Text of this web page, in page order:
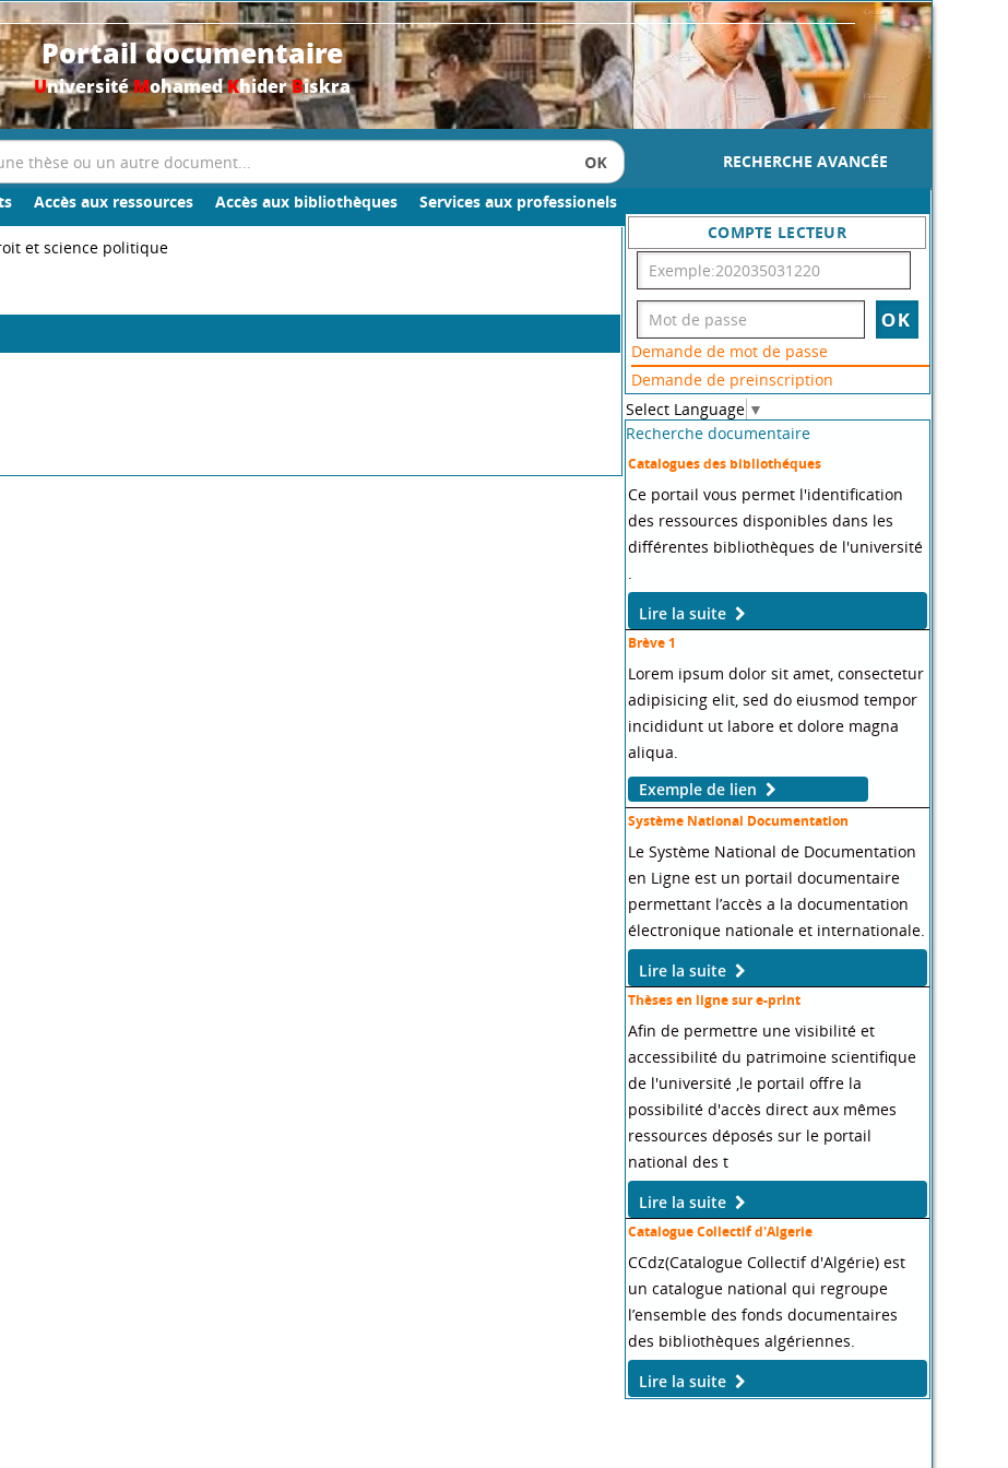
Portail documentaire
UniversitéMohamedKhiderBiskra
Accès aux ressources Accès aux bibliothèques Services aux professionels
RECHERCHE AVANCÉE
et science politique
COMPTE LECTEUR
Demande de mot de passe
Demande de preinscription
Select Language ▼
Recherche documentaire
Catalogues des bibliothéques
Ce portail vous permet l'identification
des ressources disponibles dans les
différentes bibliothèques de l'université
.
Lire la suite
Brève 1
Lorem ipsum dolor sit amet, consectetur
adipisicing elit, sed do eiusmod tempor
incididunt ut labore et dolore magna
aliqua.
Exemple de lien
Système National Documentation
Le Système National de Documentation
en Ligne est un portail documentaire
permettant l’accès a la documentation
électronique nationale et internationale.
Lire la suite
Thèses en ligne sur e-print
Afin de permettre une visibilité et
accessibilité du patrimoine scientifique
de l'université ,le portail offre la
possibilité d'accès direct aux mêmes
ressources déposés sur le portail
national des t
Lire la suite
Catalogue Collectif d'Algerie
CCdz(Catalogue Collectif d'Algérie) est
un catalogue national qui regroupe
l’ensemble des fonds documentaires
des bibliothèques algériennes.
Lire la suite